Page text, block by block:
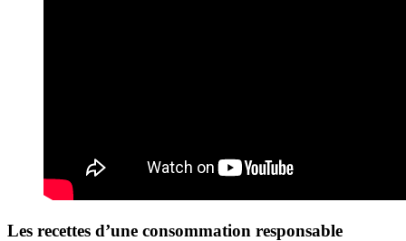
Les recettes d’une consommation responsable